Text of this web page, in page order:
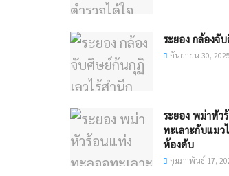
ระยอง กล้องจั
กันยายน 30, 2025
ระยอง พม่าหัว
ทะเลาะกับแม
ห้องดับ
กุมภาพันธ์ 17,